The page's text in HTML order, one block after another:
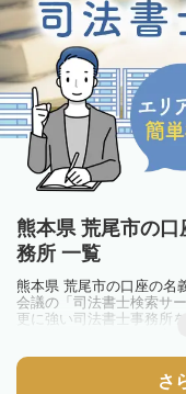
熊本県 荒尾市の
務所 一覧
熊本県 荒尾市の口座の名
会議の「司法書士検索サ
更に強い司法書士事務所
やお悩みを抱えている方
さ